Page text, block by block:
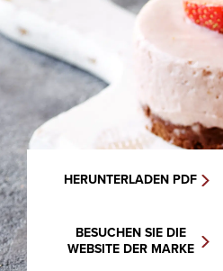
HERUNTERLADEN PDF
BESUCHEN SIE DIE
WEBSITE DER MARKE